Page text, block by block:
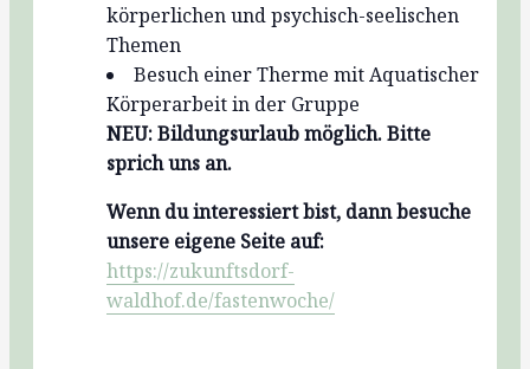
körperlichen und psychisch-seelischen
Themen
Besuch einer Therme mitAquatischer
Körperarbeit in der Gruppe
NEU: Bildungsurlaub möglich. Bitte
sprich uns an.
Wenn du interessiert bist, dann besuche
unsere eigene Seite auf:
https://zukunftsdorf-
waldhof.de/fastenwoche/